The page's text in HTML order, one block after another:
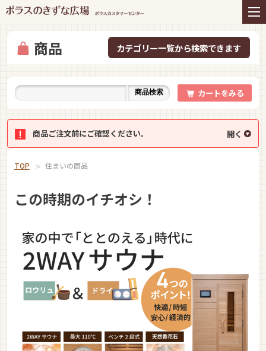
住まいの商品
インテリアコーディネー
ト
アフターサービス
プレゼント＆コミュニテ
イベント お問い合わせ
商品
商品検索 カートをみる
商品ご注文前にご確認ください。
TOP 住まいの商品
この時期のイチオシ！